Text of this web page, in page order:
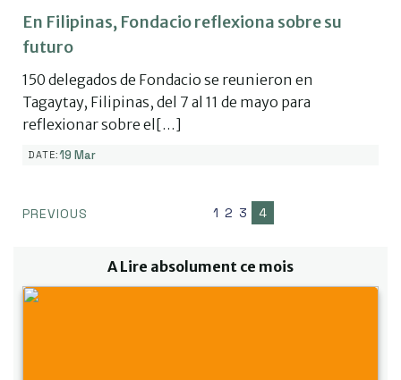
En Filipinas, Fondacio reflexiona sobre su
futuro
150 delegados de Fondacio se reunieron en
Tagaytay, Filipinas, del 7 al 11 de mayo para
reflexionar sobre el[…]
DATE:19 Mar
PREVIOUS 1 2 3 4
A Lire absolument ce mois